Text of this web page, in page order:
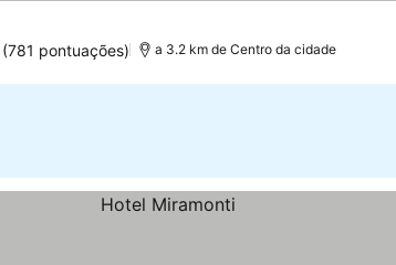
(781 pontuações) a 3.2 km de Centro da cidade